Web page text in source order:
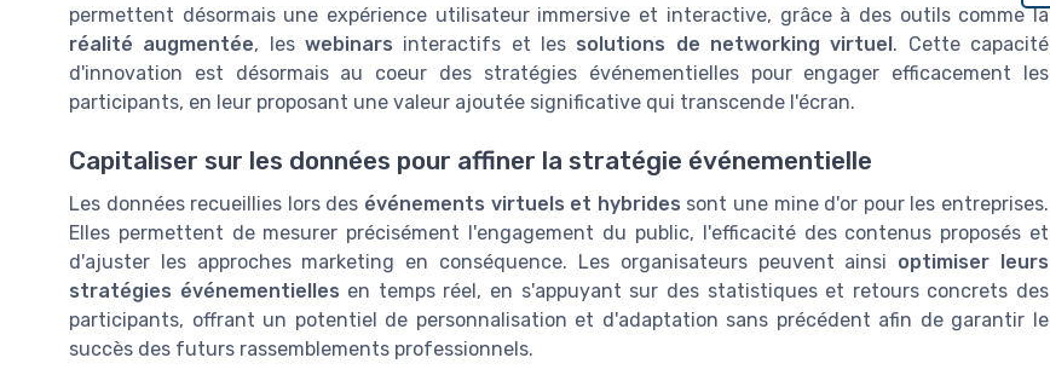
permettent désormais une expérience utilisateur immersive et interactive, grâce à des outils comme la
réalité augmentée, leswebinars interactifs et les solutions de networking virtuel. Cette capacité
d'innovation est désormais au coeur des stratégies événementielles pour engager efficacement les
participants, en leur proposant une valeur ajoutée significative qui transcende l'écran.
Capitaliser sur les données pour affiner la stratégie événementielle
Les données recueillies lors des événements virtuels et hybrides sont une mine d'or pour les entreprises.
Elles permettent de mesurer précisément l'engagement du public, l'efficacité des contenus proposés et
d'ajuster les approches marketing en conséquence. Les organisateurs peuvent ainsi optimiser leurs
stratégies événementielles en temps réel, en s'appuyant sur des statistiques et retours concrets des
participants, offrant un potentiel de personnalisation et d'adaptation sans précédent afin de garantir le
succès des futurs rassemblements professionnels.